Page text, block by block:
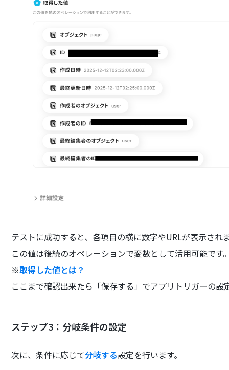
テストに成功すると、各項目の横に数字やURLが表示され
この値は後続のオペレーションで変数として活用可能です
※取得した値とは？
ここまで確認出来たら「保存する」でアプリトリガーの設
ステップ3：分岐条件の設定
次に、条件に応じて分岐する設定を行います。